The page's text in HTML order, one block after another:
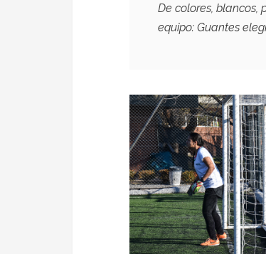
De colores, blancos,
equipo: Guantes